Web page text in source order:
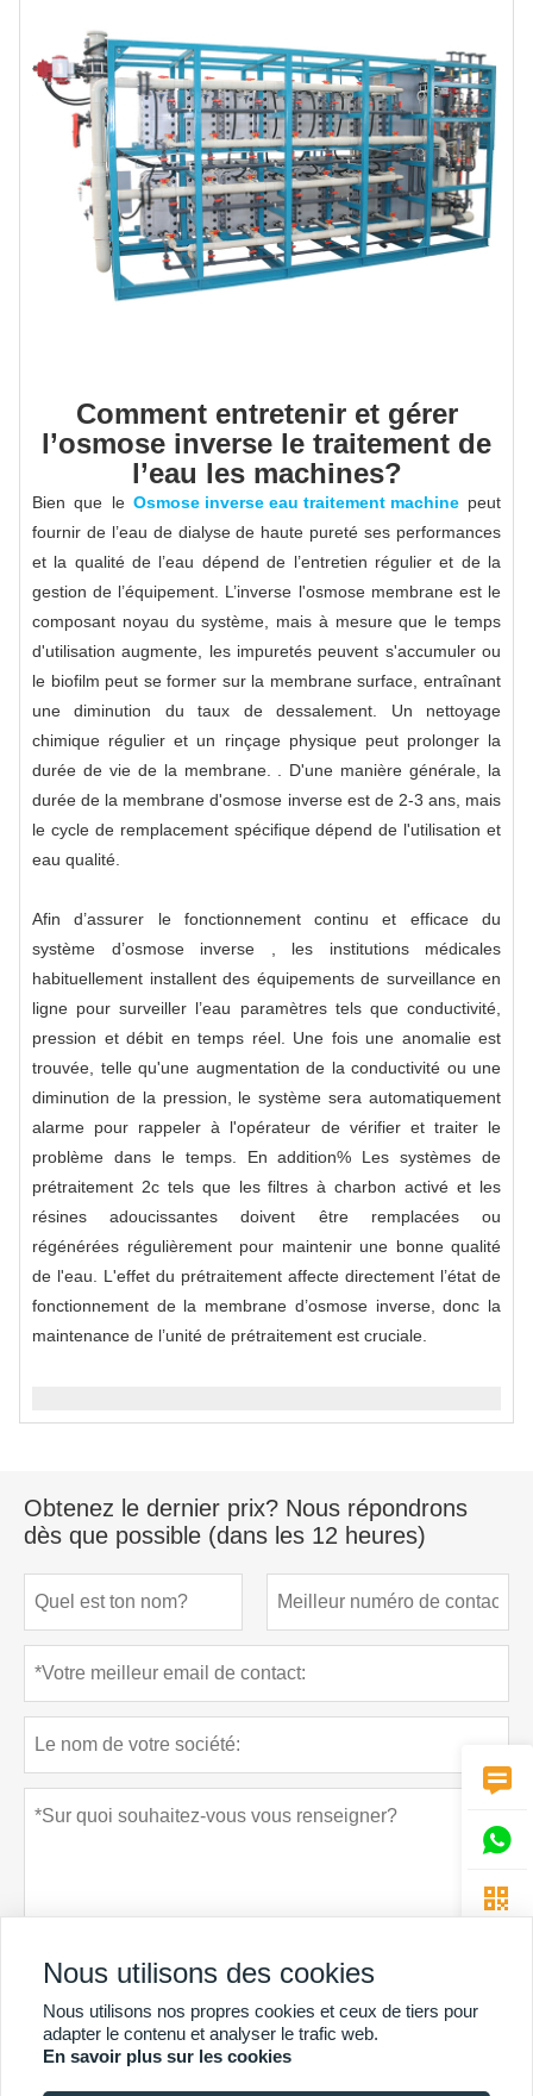
Comment entretenir et gérer
l’osmose inverse le traitement de
l’eau les machines?
Bien que le Osmose inverse eau traitement machinepeut
fournir de l’eau de dialyse de haute pureté ses performances
et la qualité de l’eau dépend de l’entretien régulier et de la
gestion de l’équipement. L’inverse l'osmose membrane est le
composant noyau du système, mais à mesure que le temps
d'utilisation augmente, les impuretés peuvent s'accumuler ou
le biofilm peut se former sur la membrane surface, entraînant
une diminution du taux de dessalement. Un nettoyage
chimique régulier et un rinçage physique peut prolonger la
durée de vie de la membrane. . D'une manière générale, la
durée de la membrane d'osmose inverse est de 2-3 ans, mais
le cycle de remplacement spécifique dépend de l'utilisation et
eau qualité.
Afin d’assurer le fonctionnement continu et efficace du
système d’osmose inverse , les institutions médicales
habituellement installent des équipements de surveillance en
ligne pour surveiller l’eau paramètres tels que conductivité,
pression et débit en temps réel. Une fois une anomalie est
trouvée, telle qu'une augmentation de la conductivité ou une
diminution de la pression, le système sera automatiquement
alarme pour rappeler à l'opérateur de vérifier et traiter le
problème dans le temps. En addition% Les systèmes de
prétraitement 2c tels que les filtres à charbon activé et les
résines adoucissantes doivent être remplacées ou
régénérées régulièrement pour maintenir une bonne qualité
de l'eau. L'effet du prétraitement affecte directement l’état de
fonctionnement de la membrane d’osmose inverse, donc la
maintenance de l’unité de prétraitement est cruciale.
Obtenez le dernier prix? Nous répondrons
dès que possible (dans les 12 heures)
soumettre Politique de confidentialité



Nous utilisons des cookies
Nous utilisons nos propres cookies et ceux de tiers pour
adapter le contenu et analyser le trafic web.
En savoir plus sur les cookies